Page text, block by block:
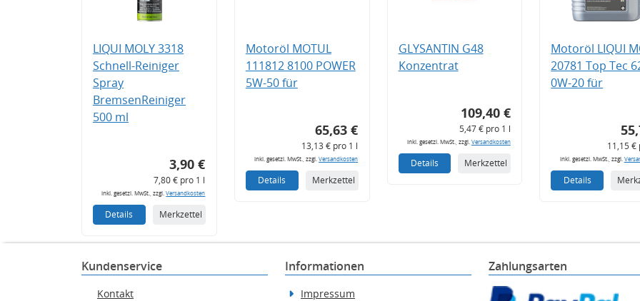
LIQUI MOLY 3318
Schnell-Reiniger
Spray
BremsenReiniger
500 ml
3,90 €
7,80 € pro 1 l
inkl. gesetzl. MwSt., zzgl.Versandkosten
Details Merkzettel
Motoröl MOTUL
111812 8100 POWER
5W-50 für
65,63 €
13,13 € pro 1 l
inkl. gesetzl. MwSt., zzgl.Versandkosten
Details Merkzettel
GLYSANTIN G48
Konzentrat
109,40 €
5,47 € pro 1 l
inkl. gesetzl. MwSt., zzgl. Versandkosten
Details Merkzettel
Motoröl LIQUI
20781 Top Tec
0W-20 für
11,15 €
inkl. gesetzl. MwSt., zzgl.
Details
Kundenservice
Kontakt
Informationen
Impressum
Zahlungsarten